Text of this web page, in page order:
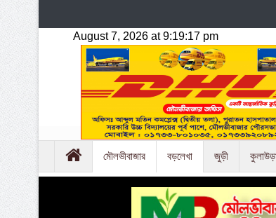
মৌলভীবাজার বড়লেখা জুড়ী